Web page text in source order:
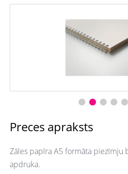
Preces apraksts
Zāles papīra A5 formāta piezīmju
apdruka.